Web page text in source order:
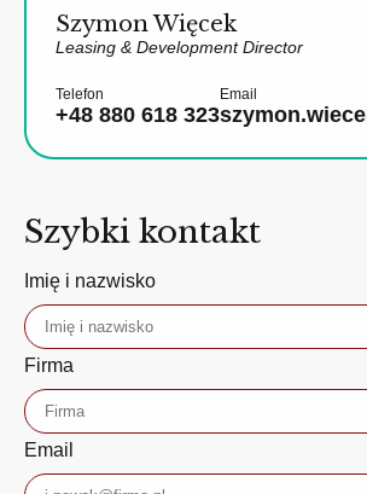
Szymon Więcek
Leasing & Development Director
Telefon
+48 880 618 323
Email
Szybki kontakt
Imię i nazwisko
Firma
Email